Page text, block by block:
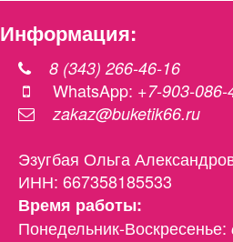
Информация:
8 (343) 266-46-16
WhatsApp: +7-903-086-
zakaz@buketik66.ru
Эзугбая Ольга
ИНН: 667358185533
Время работы:
Понедельник-Воскресенье: